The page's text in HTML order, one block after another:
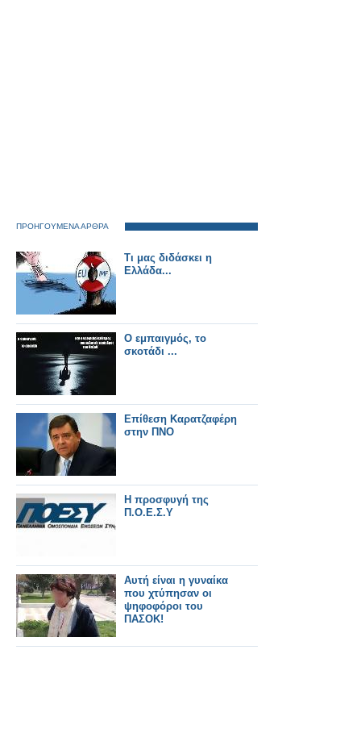
ΠΡΟΗΓΟΥΜΕΝΑ ΑΡΘΡΑ
Τι μας διδάσκει η
Ελλάδα...
Ο εμπαιγμός, το
σκοτάδι ...
Επίθεση Καρατζαφέρη
στην ΠΝΟ
H προσφυγή της
Π.Ο.Ε.Σ.Υ
Αυτή είναι η γυναίκα
που χτύπησαν οι
ψηφοφόροι του
ΠΑΣΟΚ!